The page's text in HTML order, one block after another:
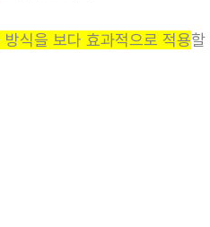
식을 보다 효과적으로 적용할